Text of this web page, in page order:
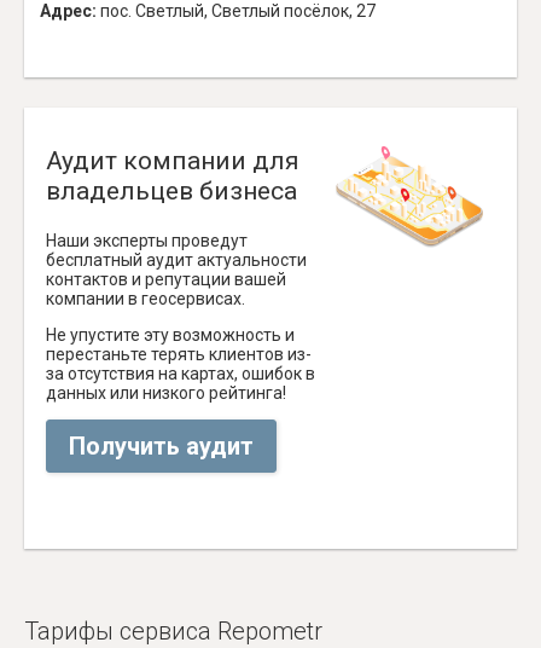
Адрес: пос. Светлый, Светлый посёлок, 27
Аудит компании для
владельцев бизнеса
Наши эксперты проведут
бесплатный аудит актуальности
контактов и репутации вашей
компании в геосервисах.
Не упустите эту возможность и
перестаньте терять клиентов из-
за отсутствия на картах, ошибок в
данных или низкого рейтинга!
Получить аудит
Тарифы сервиса Repometr